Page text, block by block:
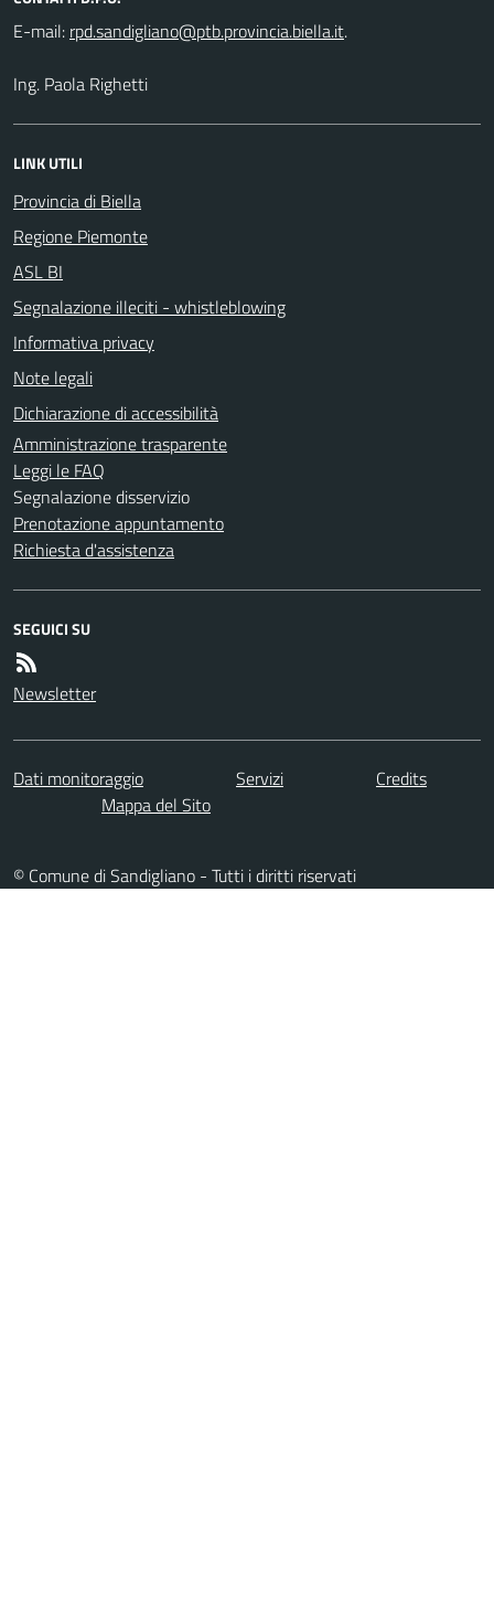
E-mail:
.
Ing. Paola Righetti
LINK UTILI
Provincia di Biella
Regione Piemonte
ASL BI
Segnalazione illeciti - whistleblowing
Informativa privacy
Note legali
Dichiarazione di accessibilità
Amministrazione trasparente
Leggi le FAQ
Segnalazione disservizio
Prenotazione appuntamento
Richiesta d'assistenza
SEGUICI SU
Newsletter
Dati monitoraggio Servizi
Credits
Mappa del Sito
© Comune di Sandigliano - Tutti i diritti riservati